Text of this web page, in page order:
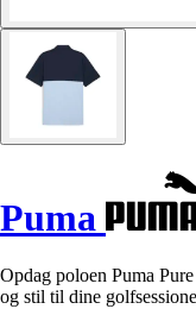
Puma
Opdag poloen Puma
og stil til dine